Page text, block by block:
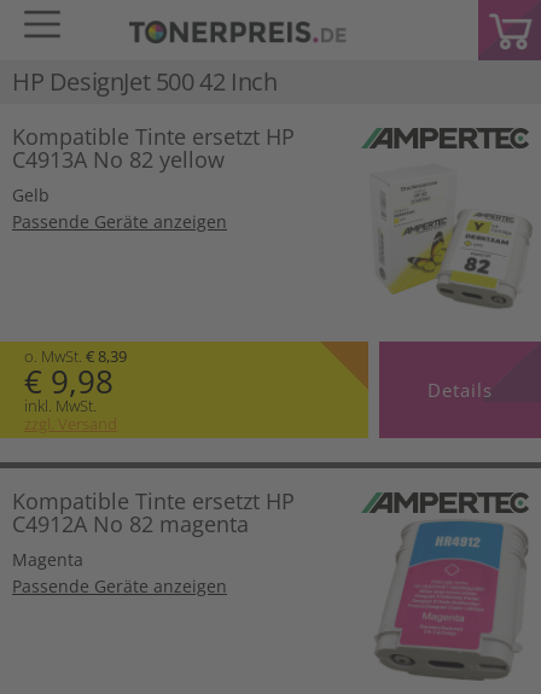
HP DesignJet 500 42 Inch
Kompatible Tinte ersetzt HP
C4913A No 82 yellow
Gelb
Passende Geräte anzeigen
o. MwSt. € 8,39
€ 9,98
inkl. MwSt.
zzgl. Versand
Details
Kompatible Tinte ersetzt HP
C4912A No 82 magenta
Magenta
Passende Geräte anzeigen